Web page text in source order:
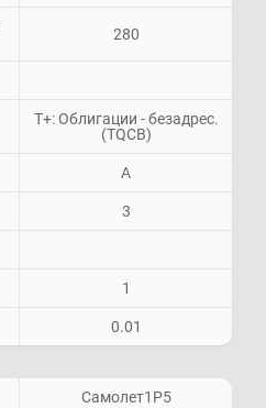
280
Т+: Облигации - безадрес.
(TQCB)
A
3
1
0.01
Самолет1P5